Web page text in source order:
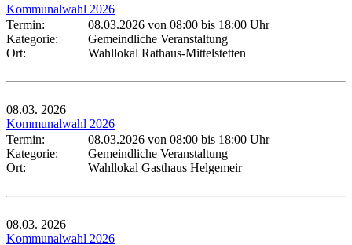
Kommunalwahl 2026
Termin:
08.03.2026 von 08:00 bis 18:00 Uhr
Kategorie:
Gemeindliche Veranstaltung
Ort:
Wahllokal Rathaus-Mittelstetten
08.03. 2026
Kommunalwahl 2026
Termin:
08.03.2026 von 08:00 bis 18:00 Uhr
Kategorie:
Gemeindliche Veranstaltung
Ort:
Wahllokal Gasthaus Helgemeir
08.03. 2026
Kommunalwahl 2026